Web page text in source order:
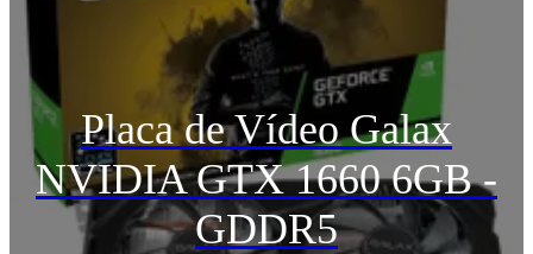
Placa de Vídeo Galax
NVIDIA GTX 1660 6GB -
GDDR5